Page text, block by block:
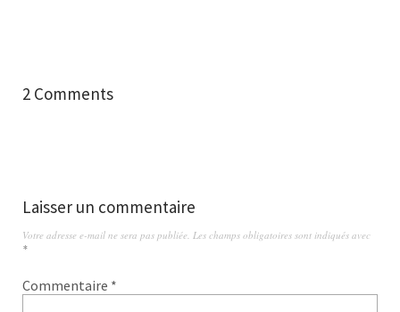
2 Comments
Laisser un commentaire
Votre adresse e-mail ne sera pas publiée. Les champs obligatoires sont indiqués avec
*
Commentaire *